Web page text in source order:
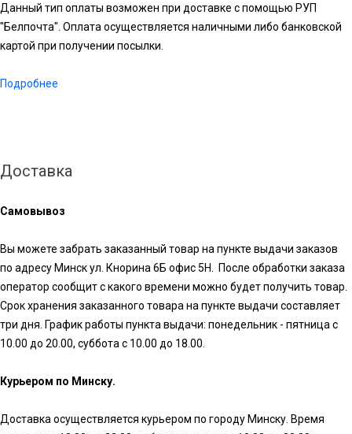
Данный тип оплаты возможен при доставке с помощью РУП
"Белпочта". Оплата осуществляется наличными либо банковской
картой при получении посылки.
Подробнее
Доставка
Самовывоз
Вы можете забрать заказанный товар на пункте выдачи заказов
по адресу Минск ул. Кнорина 6Б офис 5Н. После обработки заказа
оператор сообщит с какого времени можно будет получить товар.
Срок хранения заказанного товара на пункте выдачи составляет
три дня. График работы пункта выдачи: понедельник - пятница с
10.00 до 20.00, суббота с 10.00 до 18.00.
Курьером по Минску.
Доставка осуществляется курьером по городу Минску. Время